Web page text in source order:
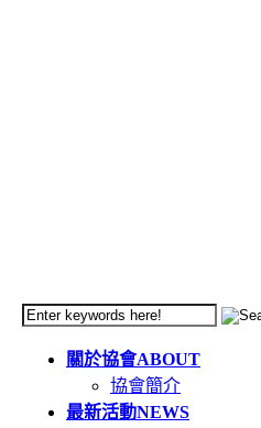
關於協會ABOUT
協會簡介
最新活動NEWS